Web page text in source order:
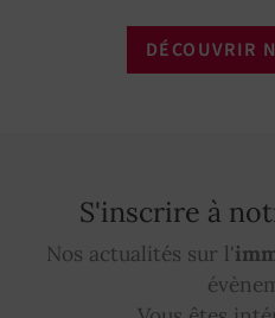
DÉCOUVRIR
S'inscrire à
Nos actualités sur l'